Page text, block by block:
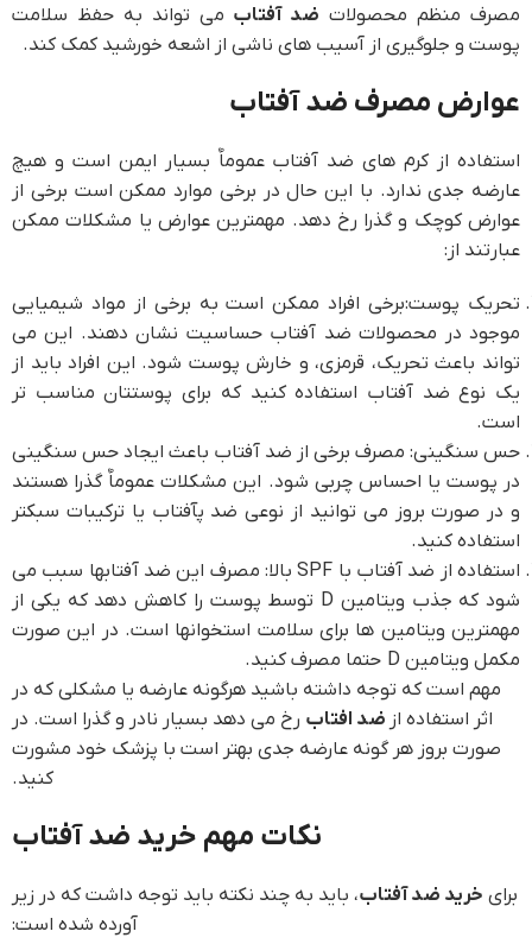
مصرف منظم محصولات ضد آفتاب می تواند به حفظ سلامت
پوست و جلوگیری از آسیب های ناشی از اشعه خورشید کمک کند.
عوارض مصرف ضد آفتاب
استفاده از کرم های ضد آفتاب عموماٌ بسیار ایمن است و هیچ
عارضه جدی ندارد. با این حال در برخی موارد ممکن است برخی از
عوارض کوچک و گذرا رخ دهد. مهمترین عوارض یا مشکلات ممکن
عبارتند از:
تحریک پوست:برخی افراد ممکن است به برخی از مواد شیمیایی
موجود در محصولات ضد آفتاب حساسیت نشان دهند. این می
تواند باعث تحریک، قرمزی، و خارش پوست شود. این افراد باید از
یک نوع ضد آفتاب استفاده کنید که برای پوستتان مناسب تر
است.
حس سنگینی: مصرف برخی از ضد آفتاب باعث ایجاد حس سنگینی
در پوست یا احساس چربی شود. این مشکلات عموماٌ گذرا هستند
و در صورت بروز می توانید از نوعی ضد پآفتاب یا ترکیبات سبکتر
استفاده کنید.
استفاده از ضد آفتاب با SPF بالا: مصرف این ضد آفتابها سبب می
شود که جذب ویتامین D توسط پوست را کاهش دهد که یکی از
مهمترین ویتامین ها برای سلامت استخوانها است. در این صورت
مکمل ویتامین D حتما مصرف کنید.
مهم است که توجه داشته باشید هرگونه عارضه یا مشکلی که در
اثر استفاده از ضد افتاب رخ می دهد بسیار نادر و گذرا است. در
صورت بروز هر گونه عارضه جدی بهتر است با پزشک خود مشورت
کنید.
نکات مهم خرید ضد آفتاب
برای خرید ضد آفتاب، باید به چند نکته باید توجه داشت که در زیر
آورده شده است: